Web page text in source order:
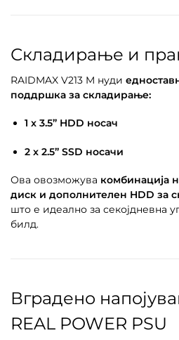
Складирање и
RAIDMAX V213 M нуди
поддршка за складирање:
1 x 3.5” HDD носач
2 x 2.5” SSD носачи
Ова овозможува комбинација
диск и дополнителен HDD за
што е идеално за секојдневна
билд.
Вградено
REAL POWER PSU